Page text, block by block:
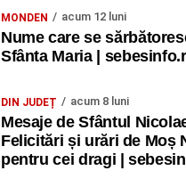
MONDEN acum 12 luni
Nume care se
Sfânta Maria |
DIN JUDEȚ acum 8 luni
Mesaje de Sfântul
Felicitări și urări de Moș
pentru cei dragi |